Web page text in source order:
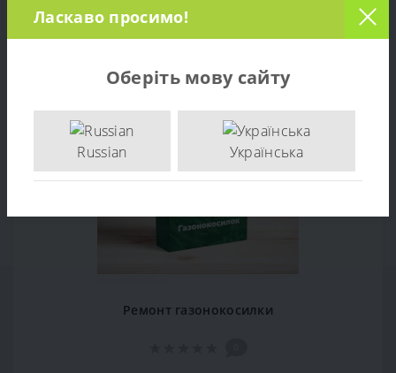
Ремонт газонокосилки
Ласкаво просимо!
Оберіть мову сайту
Russian Українська